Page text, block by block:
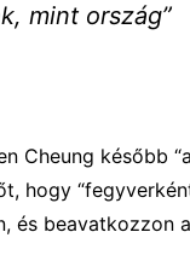
mint ország”
Cheung később
hogy
és beavatkozzon